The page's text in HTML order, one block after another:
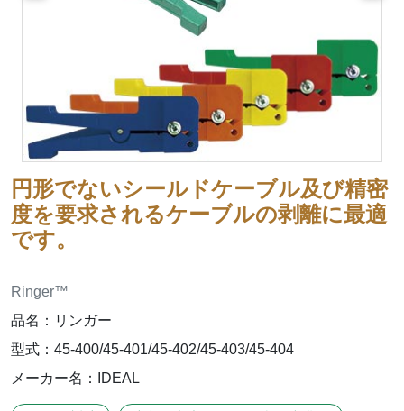
円形でないシールドケーブル及び精密
度を要求されるケーブルの剥離に最適
です。
Ringer™
品名：リンガー
型式：45-400/45-401/45-402/45-403/45-404
メーカー名：IDEAL